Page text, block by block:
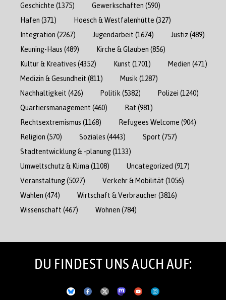
Geschichte (1375) Gewerkschaften (590)
Hafen (371) Hoesch & Westfalenhütte (327)
Integration (2267) Jugendarbeit (1674) Justiz(489)
Keuning-Haus (489) Kirche & Glauben (856)
Kultur & Kreatives (4352) Kunst (1701) Medien (471)
Medizin & Gesundheit (811) Musik (1287)
Nachhaltigkeit (426) Politik (5382) Polizei (1240)
Quartiersmanagement (460) Rat (981)
Rechtsextremismus (1168) Refugees Welcome (904)
Religion (570) Soziales (4443) Sport (757)
Stadtentwicklung & -planung(1133)
Umweltschutz & Klima (1108) Uncategorized (917)
Veranstaltung(5027) Verkehr & Mobilität (1056)
Wahlen (474) Wirtschaft & Verbraucher(3816)
Wissenschaft (467) Wohnen (784)
DU FINDEST UNS AUCH AUF: